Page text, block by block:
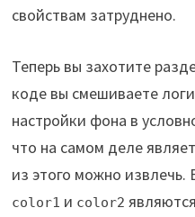
свойствам затруднено.
Теперь вы захотите
коде вы смешиваете
настройки фона в
что на самом деле
из этого можно извлечь.
color1 и color2